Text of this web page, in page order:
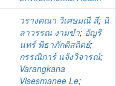
วรางคณา วิเศษมณี ลี; นิ
ลาวรรณ งามขำ; อัญริ
นทร์ พิธาภักดิสถิตย์;
กรรณิการ์ แจ้งวิจารณ์;
Varangkana
Visesmanee Le;